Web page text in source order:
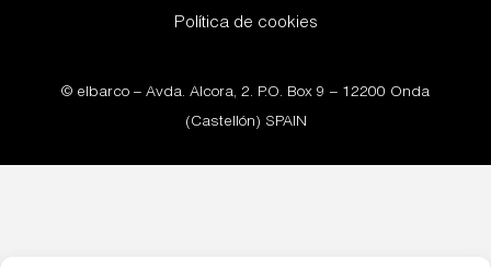
Política de cookies
© elbarco – Avda. Alcora, 2. P.O. Box 9 – 12200 Onda
(Castellón) SPAIN